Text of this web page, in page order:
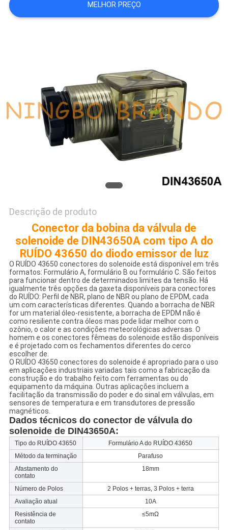
MAPA
PRIVACIDADE
MELHOR PREÇO
Descrição de produto
Conector da bobina da válvula de
solenoide de DIN43650A com tipo A do
RUÍDO 43650 do diodo emissor de luz
O RUÍDO 43650 conectores do solenoide está disponível em três
formatos: Formulário A, formulário B ou formulário C. São feitos
para funcionar dentro de determinados limites da tensão. Há
igualmente três opções da gaxeta disponíveis para conectores
do RUÍDO: Perfil de NBR, plano de NBR ou plano de EPDM, cada
um com características diferentes. Quando a borracha de NBR
for um material óleo-resistente, a borracha de EPDM não é
como resiliente contra óleos mas pode lidar melhor com o
ozônio, o calor e as condições meteorológicas adversas. O
homem e os conectores fêmeas do solenoide estão disponíveis
e é projetado com os fechamentos diferentes do cerco
escolher de.
O RUÍDO 43650 conectores do solenoide é apropriado para o uso
em aplicações industriais variadas tais como a fabricação da
construção e do trabalho feito com ferramentas ou do
equipamento da máquina. Outras aplicações incluem a
facilitação da transmissão do poder e do sinal em válvulas, em
sensores de temperatura e em transdutores de pressão
magnéticos.
Dados técnicos do conector de válvula do
solenoide de DIN43650A:
Tipo do RUÍDO 43650
Formulário A do RUÍDO 43650
Método da terminação
Parafuso
Afastamento do
contato
18mm
Número de Polos
2 Polos + terras, 3 Polos + terra
Avaliação atual
10A
Resistência de
contato
≤5mΩ